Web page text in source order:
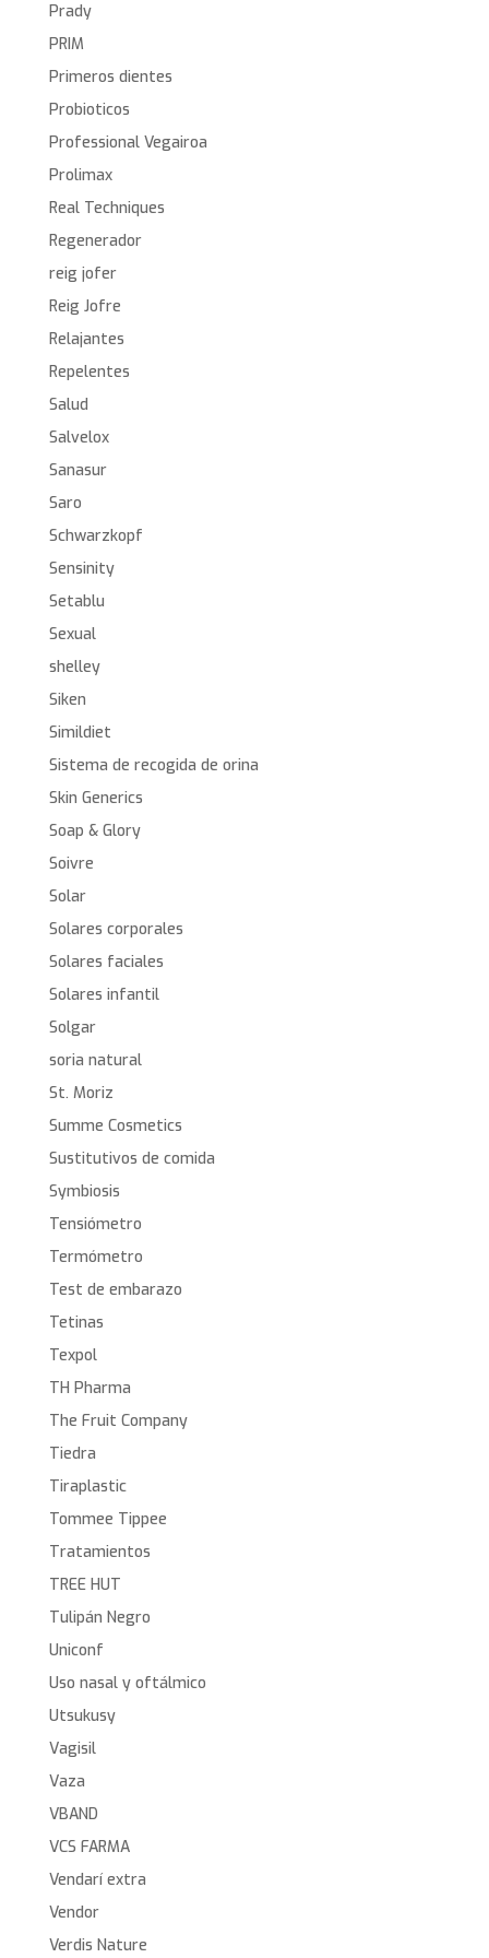
Prady
PRIM
Primeros dientes
Probioticos
Professional Vegairoa
Prolimax
Real Techniques
Regenerador
reig jofer
Reig Jofre
Relajantes
Repelentes
Salud
Salvelox
Sanasur
Saro
Schwarzkopf
Sensinity
Setablu
Sexual
shelley
Siken
Simildiet
Sistema de recogida de orina
Skin Generics
Soap & Glory
Soivre
Solar
Solares corporales
Solares faciales
Solares infantil
Solgar
soria natural
St. Moriz
Summe Cosmetics
Sustitutivos de comida
Symbiosis
Tensiómetro
Termómetro
Test de embarazo
Tetinas
Texpol
TH Pharma
The Fruit Company
Tiedra
Tiraplastic
Tommee Tippee
Tratamientos
TREE HUT
Tulipán Negro
Uniconf
Uso nasal y oftálmico
Utsukusy
Vagisil
Vaza
VBAND
VCS FARMA
Vendarí extra
Vendor
Verdis Nature